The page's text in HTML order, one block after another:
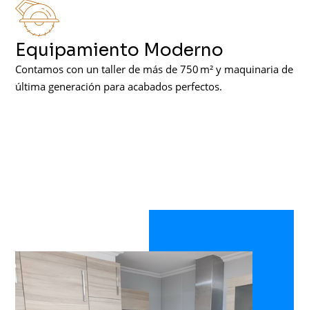
Equipamiento Moderno
Contamos con un taller de más de 750 m² y maquinaria de
última generación para acabados perfectos.